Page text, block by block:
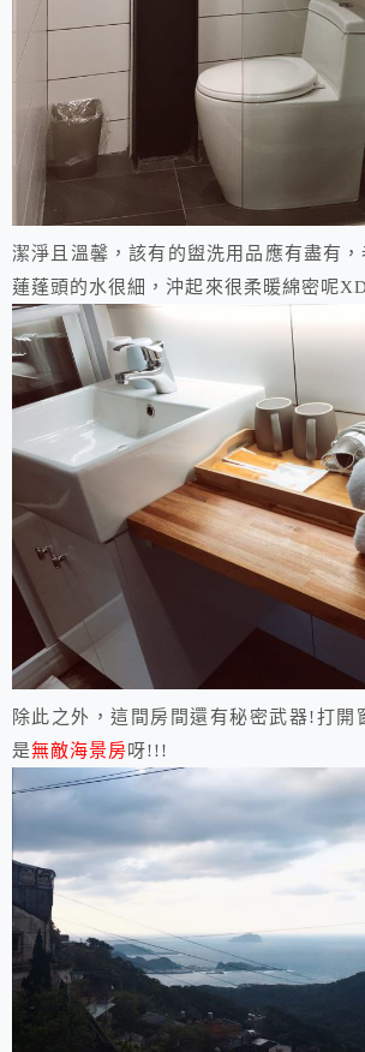
潔淨且溫馨，該有的盥洗用品應有盡有
蓮蓬頭的水很細，沖起來很柔暖綿密呢
除此之外，這間房間還有秘密武器!打開
是無敵海景房呀!!!